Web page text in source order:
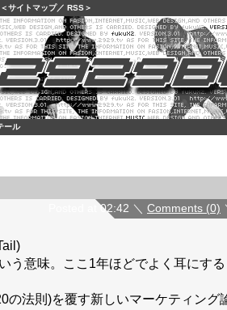
＜サイトマップ／ RSS＞
ール
Posted at 02:42 ＼ Comments (0)
う意味。ここ1年ほどでよく耳にす
の法則)を覆す新しいマーケティング